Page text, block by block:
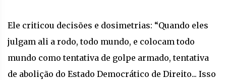
Ele criticou decisões e dosimetrias: “Quando eles
julgam ali a rodo, todo mundo, e colocam todo
mundo como tentativa de golpe armado, tentativa
de abolição do Estado Democrático de Direito... Isso